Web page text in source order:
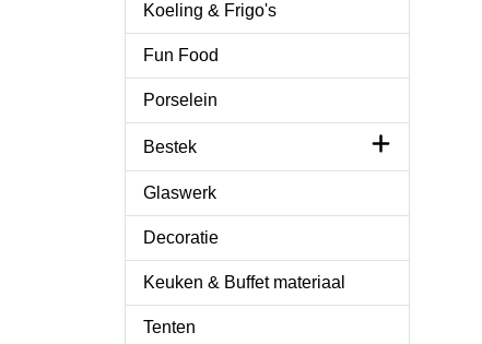
Koeling & Frigo's
Fun Food
Porselein
Bestek
Glaswerk
Decoratie
Keuken & Buffet materiaal
Tenten